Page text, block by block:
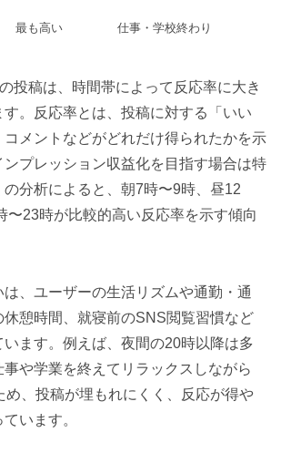
最も高い 仕事・学校終わり
投稿は、時間帯によって反応率に大き
。反応率とは、投稿に対する「いい
コメントなどがどれだけ得られたかを示
プレッション収益化を目指す場合は特
分析によると、朝7時〜9時、昼12
〜23時が比較的高い反応率を示す傾向
は、ユーザーの生活リズムや通勤・通
憩時間、就寝前のSNS閲覧習慣など
います。例えば、夜間の20時以降は多
事や学業を終えてリラックスしながら
め、投稿が埋もれにくく、反応が得や
います。